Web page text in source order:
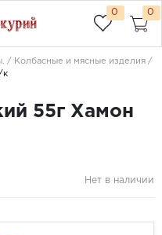
0 0
Колбасные и мясные изделия
к
55г Хамон
Нет в наличии